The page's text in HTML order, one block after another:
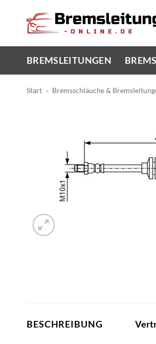
springen
BREMSLEITUNGEN
Start » Bremsschläuche &
BESCHREIBUNG